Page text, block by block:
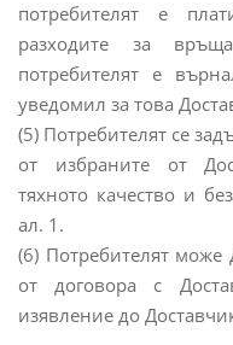
потребителят е
разходите за
потребителят е
уведомил за това
(5) Потребителят се
от избраните от
тяхното качество и
ал. 1.
(6) Потребителят може
от договора с
изявление до